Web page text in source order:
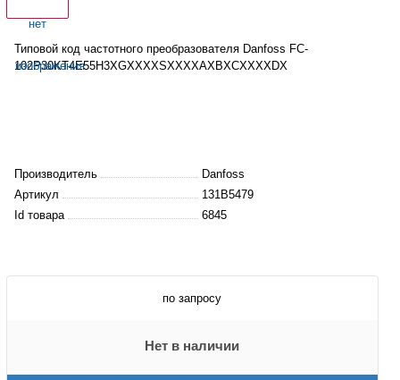
Типовой код частотного преобразователяDanfoss FC-
102P30KT4E55H3XGXXXXSXXXXAXBXCXXXXDX
Производитель
Danfoss
Артикул
131B5479
Id товара
6845
по запросу
Нет в наличии